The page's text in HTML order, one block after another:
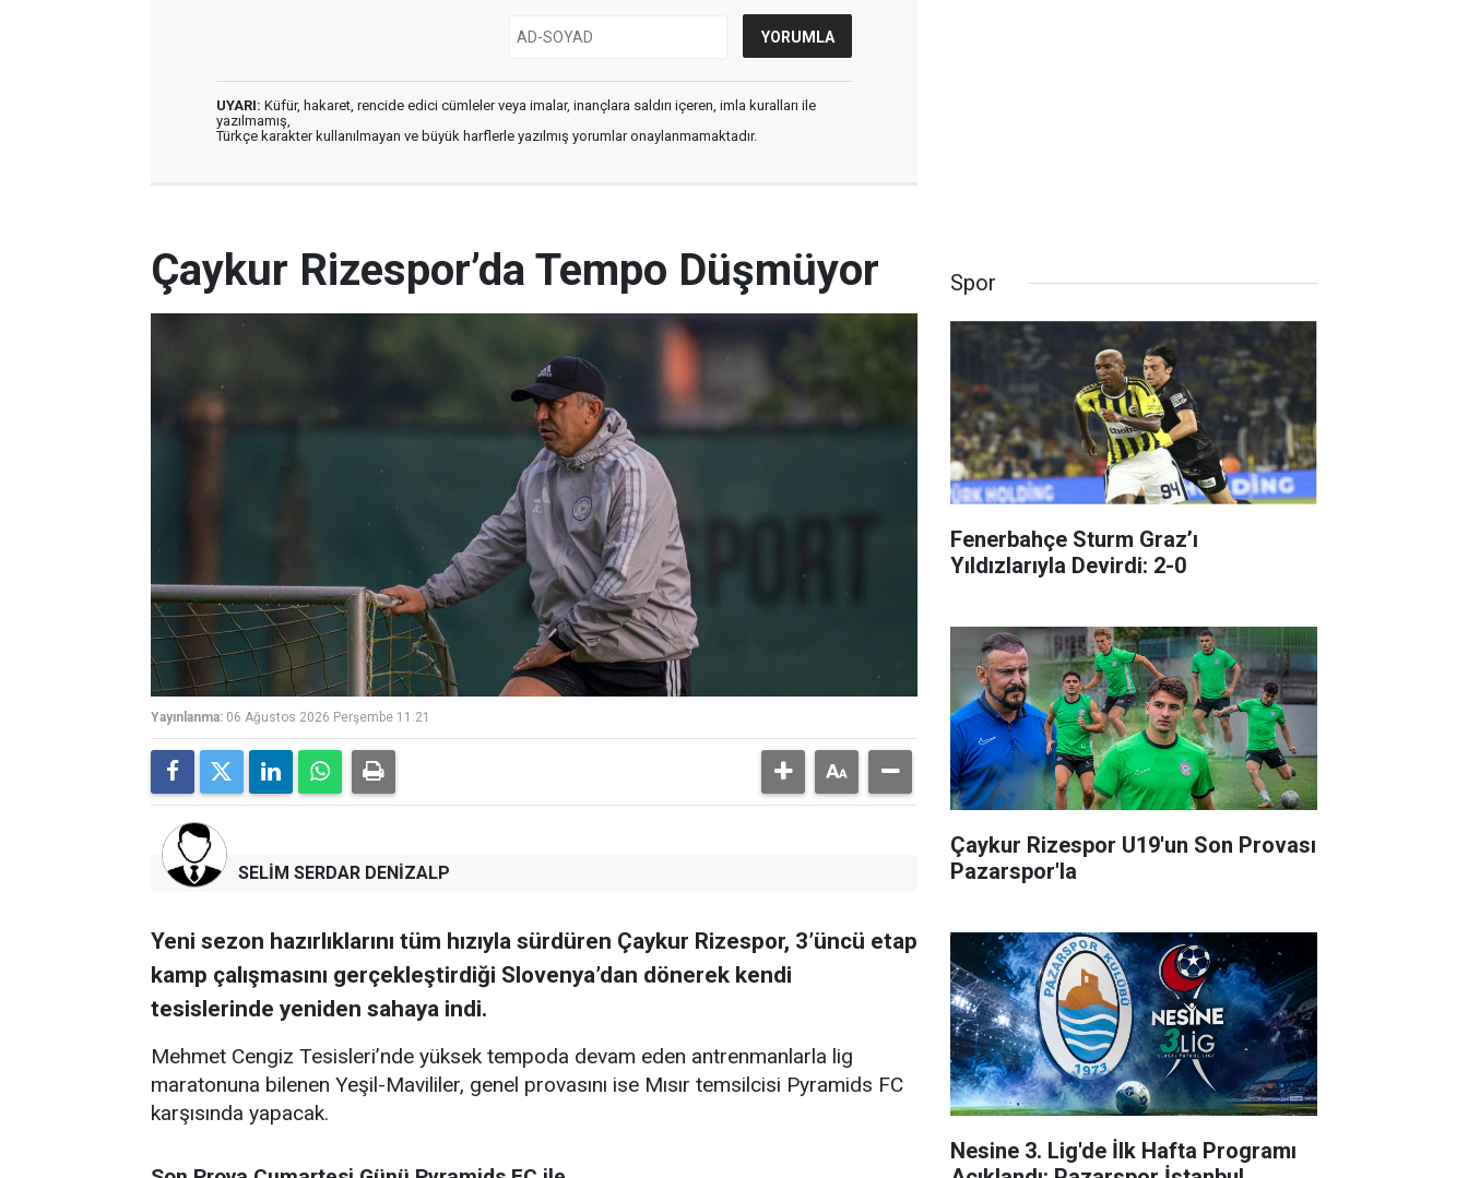
UYARI: Küfür, hakaret, rencide edici cümleler veya imalar, inançlara saldırı içeren, imla kuralları ile
yazılmamış,
Türkçe karakter kullanılmayan ve büyük harflerle yazılmış yorumlar onaylanmamaktadır.
Çaykur Rizespor’da Tempo Düşmüyor
Yayınlanma: 06 Ağustos 2026 Perşembe 11:21
SELİM SERDAR DENİZALP
Yeni sezon hazırlıklarını tüm hızıyla sürdüren Çaykur Rizespor, 3’üncü etap
kamp çalışmasını gerçekleştirdiği Slovenya’dan dönerek kendi
tesislerinde yeniden sahaya indi.
Mehmet Cengiz Tesisleri’nde yüksek tempoda devam eden antrenmanlarla lig
maratonuna bilenen Yeşil-Mavililer, genel provasını ise Mısır temsilcisi Pyramids FC
karşısında yapacak.
Spor
Fenerbahçe Sturm Graz’ı
Yıldızlarıyla Devirdi: 2-0
Çaykur Rizespor U19'un Son Provası
Pazarspor'la
Nesine 3. Lig'de İlk Hafta Programı